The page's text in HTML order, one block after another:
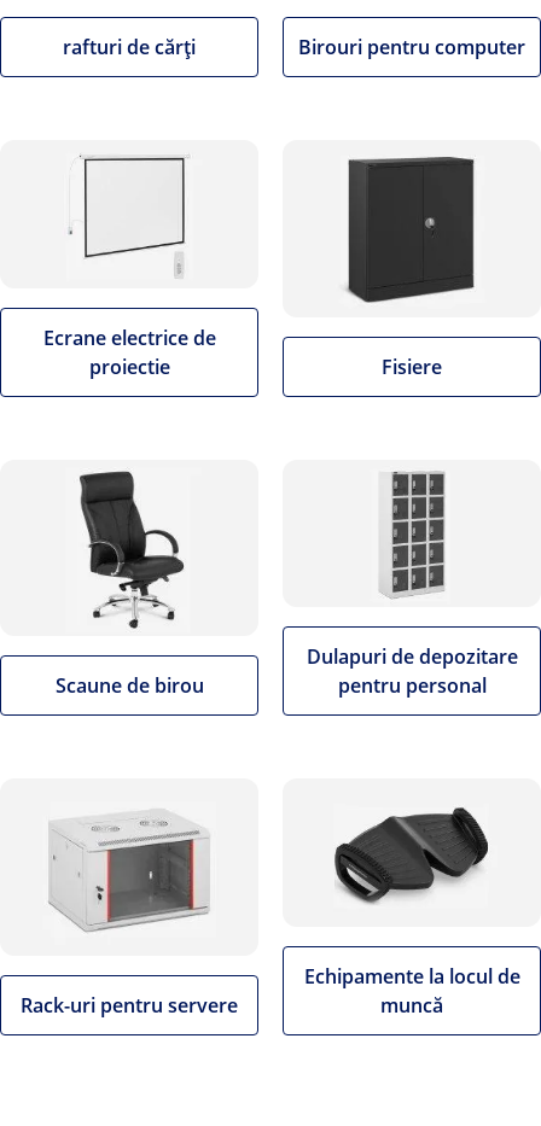
rafturi de cărți Birouri pentru computer
Ecrane electrice de
proiectie
Fisiere
Scaune de birou
Dulapuri de depozitare
pentru personal
Rack-uri pentru servere
Echipamente la locul de
muncă